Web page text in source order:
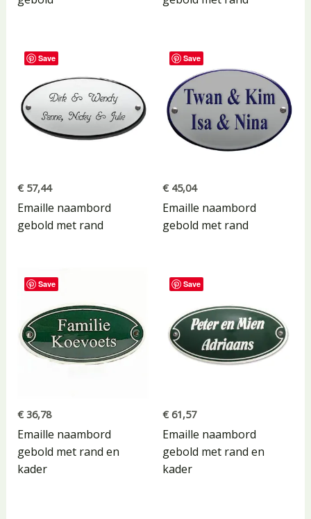
Save
€57,44
Emaille naambord
gebold met rand
Save
€ 45,04
Emaille naambord
gebold met rand
Save
€36,78
Emaille naambord
gebold met rand en
kader
Save
€ 61,57
Emaille naambord
gebold met rand en
kader